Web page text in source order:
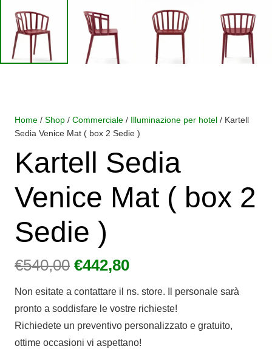
Home / Shop / Commerciale / Illuminazione per hotel / Kartell
Sedia Venice Mat ( box 2 Sedie )
Kartell Sedia
Venice Mat ( box 2
Sedie )
€540,00 Il
originale
era:
€540,00.
€442,80Il
attuale
è:
€442,80.
Non esitate a contattare il ns. store. Il personale sarà
pronto a soddisfare le vostre richieste!
Richiedete un preventivo personalizzato e gratuito,
ottime occasioni vi aspettano!